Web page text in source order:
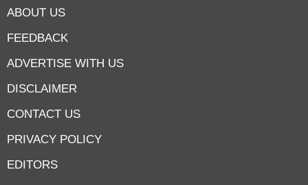
ABOUT US
FEEDBACK
ADVERTISE WITH US
DISCLAIMER
CONTACT US
PRIVACY POLICY
EDITORS